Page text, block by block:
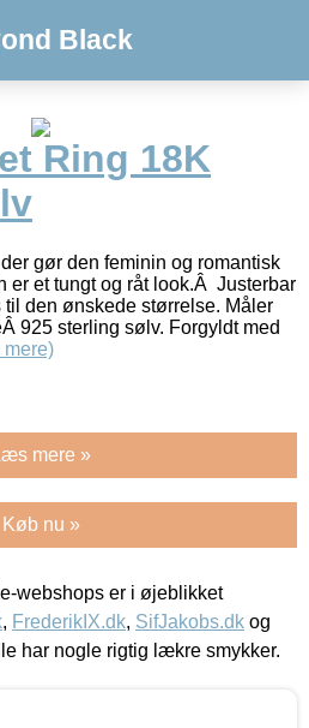
Black
Ring 18K
gør den feminin og romantisk
er et tungt og råt look.Â Justerbar
den ønskede størrelse. Måler
925 sterling sølv. Forgyldt med
mere »
Køb nu »
webshops er i øjeblikket
, FrederikIX.dk, SifJakobs.dk og
har nogle rigtig lækre smykker.